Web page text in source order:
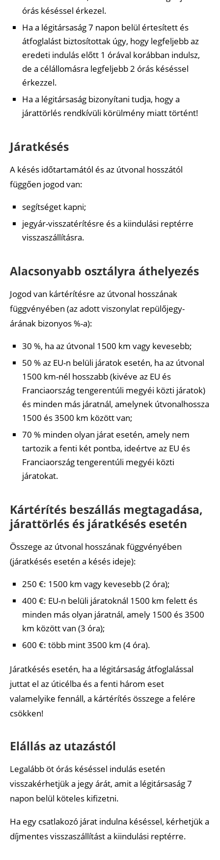
órás késéssel érkezel.
Ha a légitársaság 7 napon belül értesített és
átfoglalást biztosítottak úgy, hogy legfeljebb az
eredeti indulás előtt 1 órával korábban indulsz,
de a célállomásra legfeljebb 2 órás késéssel
érkezzel.
Ha a légitársaság bizonyítani tudja, hogy a
járattörlés rendkívüli körülmény miatt történt!
Járatkésés
A késés időtartamától és az útvonal hosszától
függően jogod van:
segítséget kapni;
jegyár-visszatérítésre és a kiindulási reptérre
visszaszállításra.
Alacsonyabb osztályra áthelyezés
Jogod van kártérítésre az útvonal hosszának
függvényében (az adott viszonylat repülőjegy-
árának bizonyos %-a):
30 %, ha az útvonal 1500 km vagy kevesebb;
50 % az EU-n belüli járatok esetén, ha az útvonal
1500 km-nél hosszabb (kivéve az EU és
Franciaország tengerentúli megyéi közti járatok)
és minden más járatnál, amelynek útvonalhossza
1500 és 3500 km között van;
70 % minden olyan járat esetén, amely nem
tartozik a fenti két pontba, ideértve az EU és
Franciaország tengerentúli megyéi közti
járatokat.
Kártérítés beszállás megtagadása,
járattörlés és járatkésés esetén
Összege az útvonal hosszának függvényében
(járatkésés esetén a késés ideje):
250 €: 1500 km vagy kevesebb (2 óra);
400 €: EU-n belüli járatoknál 1500 km felett és
minden más olyan járatnál, amely 1500 és 3500
km között van (3 óra);
600 €: több mint 3500 km (4 óra).
Járatkésés esetén, ha a légitársaság átfoglalással
juttat el az úticélba és a fenti három eset
valamelyike fennáll, a kártérítés összege a felére
csökken!
Elállás az utazástól
Legalább öt órás késéssel indulás esetén
visszakérhetjük a jegy árát, amit a légitársaság 7
napon belül köteles kifizetni.
Ha egy csatlakozó járat indulna késéssel, kérhetjük a
díjmentes visszaszállítást a kiindulási reptérre.